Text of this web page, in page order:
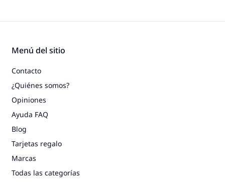
Menú del sitio
Contacto
¿Quiénes somos?
Opiniones
Ayuda FAQ
Blog
Tarjetas regalo
Marcas
Todas las categorías